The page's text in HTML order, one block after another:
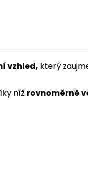
vzhled, který
níž rovnoměrně